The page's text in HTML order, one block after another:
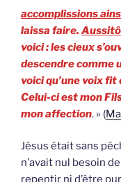
accomplissions
laissa faire.
voici : les cieux
descendre comme
voici qu’une voix
Celui-ci est mon
mon affection. » (
Jésus était sans
n’avait nul besoin
repentir ni d’être